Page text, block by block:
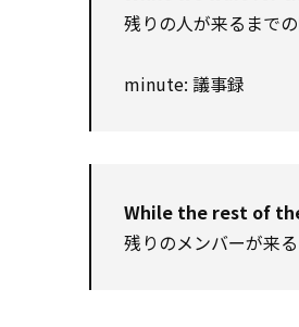
残りの人が来るまで
minute: 議事録
While the rest of
残りのメンバーが来